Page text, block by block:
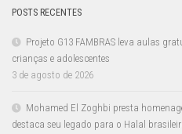
POSTS RECENTES
Projeto G13 FAMBRAS leva aulas
crianças e adolescentes
3 de agosto de 2026
Mohamed El Zoghbi presta
destaca seu legado para o Halal